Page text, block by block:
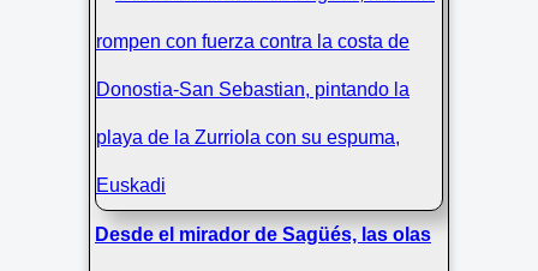
Desde el mirador de Sagüés, las olas